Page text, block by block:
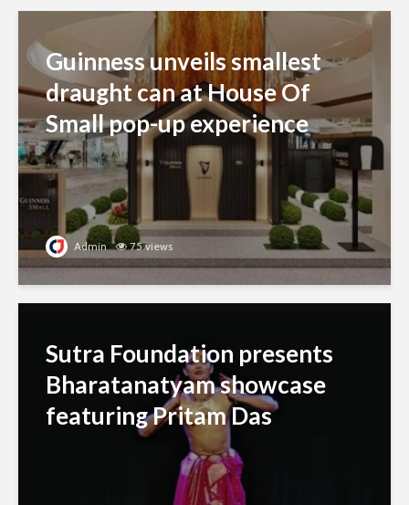
Guinness unveils smallest
draught can at House Of
Small pop-up experience
Admin 75 views
Sutra Foundation presents
Bharatanatyam showcase
featuring Pritam Das